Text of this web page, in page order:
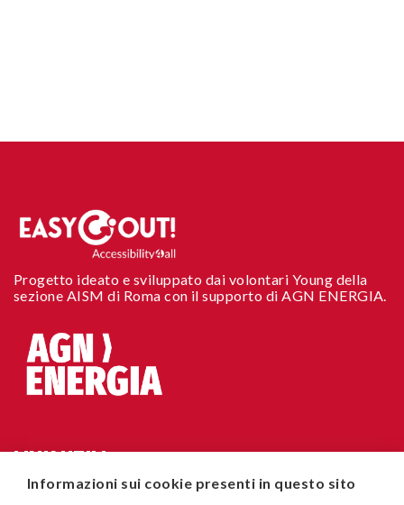
Progetto ideato e sviluppato dai volontari Young della
sezione AISM di Roma con il supporto di AGN ENERGIA.
LINK UTILI
Chi siamo
Informazioni sui cookie presenti in questo sito